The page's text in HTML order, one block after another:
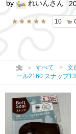
10
by れいんさん
すべて 文
ール2160 スナップ